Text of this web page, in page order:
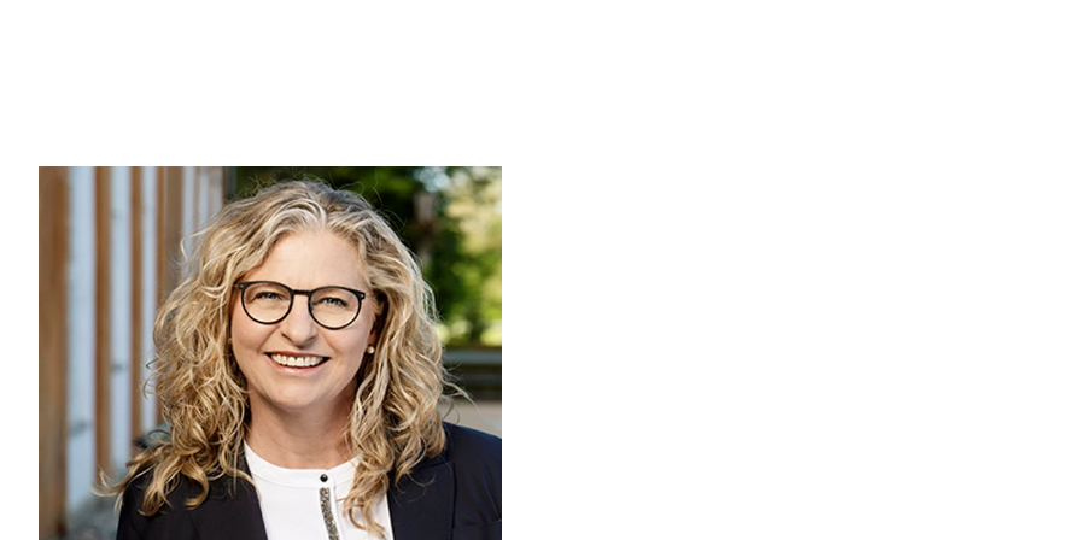
til orangeri og terrasse
- Grovkøkken og helt nyt badeværelse med smukke fliser
- På 1. salen er et master bedroom med walk-in-closet og stor stue som oprindeligt er tegnet til at være 3 rummelige
Derudover en virkelig dejlig lade på 259 kvm, samt 84 kvm på 1 sal, opført i år 2005, som virkelig indbyder til alle mulige
Den store grund på ca. 2,7 hektar består dels af en meget stor have og dels af agerjord. Såfremt det ønskes, kan der
yderligere ca. 3,3 ha
Ejendommen er omgivet af åbne marker og grønne landskaber, som gør, at man har en unik udsigt fra huset. Ejendommen er
beliggende på meget stille og børnevenlig vej, hvorfra det er nemt at komme til byens skole, daginstituationer, daglivarebutik
togstation. Her kan du nyde en rolig tilværelse i smukke rammer, uden at gå på kompromis med bekvemmeligheden.